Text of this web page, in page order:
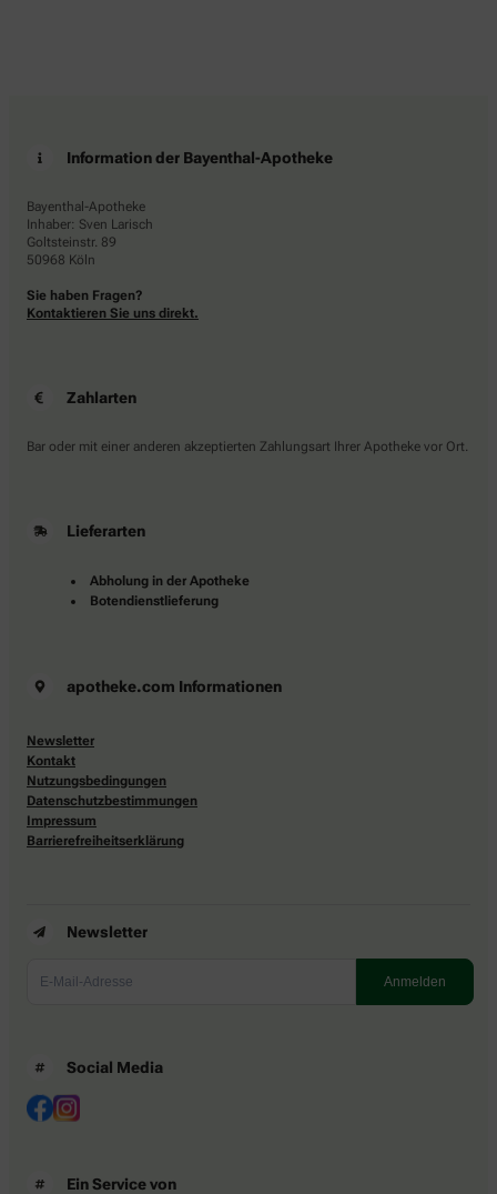
Information der Bayenthal-Apotheke
Bayenthal-Apotheke
Inhaber: Sven Larisch
Goltsteinstr. 89
50968 Köln
Sie haben Fragen?
Kontaktieren Sie uns direkt.
Zahlarten
Bar oder mit einer anderen akzeptierten Zahlungsart Ihrer Apotheke vor Ort.
Lieferarten
Abholung in der Apotheke
Botendienstlieferung
apotheke.com Informationen
Newsletter
Kontakt
Nutzungsbedingungen
Datenschutzbestimmungen
Impressum
Barrierefreiheitserklärung
Newsletter
Social Media
Ein Service von